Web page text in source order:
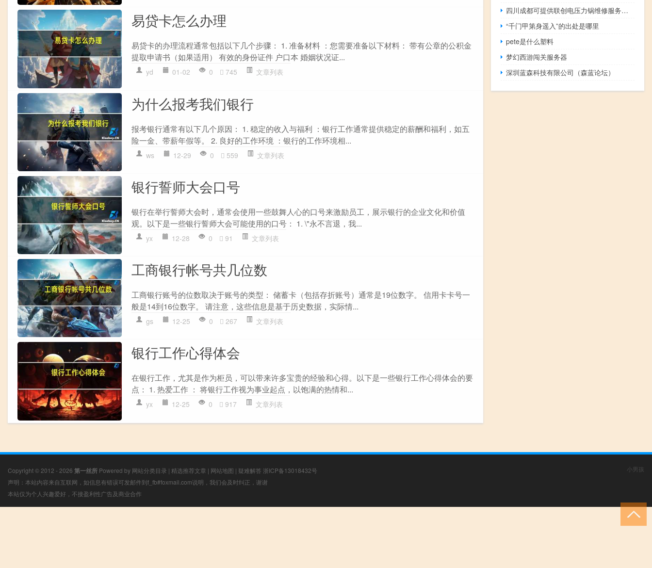
易贷卡怎么办理
易贷卡的办理流程通常包括以下几个步骤： 1. 准备材料 ：您需要准备以下材料： 带有公章的公积金
提取申请书（如果适用） 有效的身份证件 户口本 婚姻状况证...
yd 01-02 0 745 文章列表
为什么报考我们银行
报考银行通常有以下几个原因： 1. 稳定的收入与福利 ：银行工作通常提供稳定的薪酬和福利，如五
险一金、带薪年假等。 2. 良好的工作环境 ：银行的工作环境相...
ws 12-29 0 559 文章列表
银行誓师大会口号
银行在举行誓师大会时，通常会使用一些鼓舞人心的口号来激励员工，展示银行的企业文化和价值
观。以下是一些银行誓师大会可能使用的口号： 1. \"永不言退，我...
yx 12-28 0 91 文章列表
工商银行帐号共几位数
工商银行账号的位数取决于账号的类型： 储蓄卡（包括存折账号）通常是19位数字。 信用卡卡号一
般是14到16位数字。 请注意，这些信息是基于历史数据，实际情...
gs 12-25 0 267 文章列表
银行工作心得体会
在银行工作，尤其是作为柜员，可以带来许多宝贵的经验和心得。以下是一些银行工作心得体会的要
点： 1. 热爱工作 ： 将银行工作视为事业起点，以饱满的热情和...
yx 12-25 0 917 文章列表
四川成都可提供联创电压力锅维修服务地址在哪
“千门甲第身遥入”的出处是哪里
pete是什么塑料
梦幻西游闯关服务器
深圳蓝森科技有限公司（森蓝论坛）
Copyright © 2012 - 2026 第一丝所 Powered by 网站分类目录 | 精选推荐文章 | 网站地图 | 疑难解答 浙ICP备13018432号
声明：本站内容来自互联网，如信息有错误可发邮件到f_fb#foxmail.com说明，我们会及时纠正，谢谢
本站仅为个人兴趣爱好，不接盈利性广告及商业合作
小男孩